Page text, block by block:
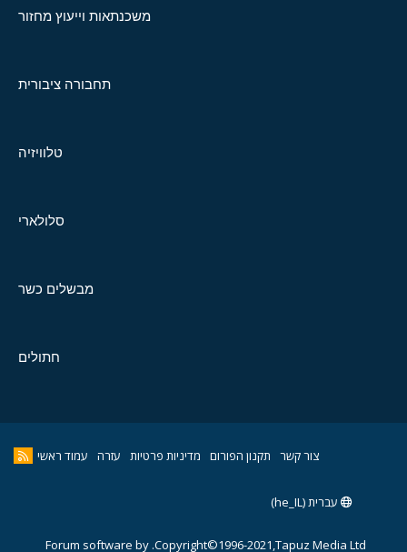
משכנתאות וייעוץ מחזור
תחבורה ציבורית
טלוויזיה
סלולארי
מבשלים כשר
חתולים
צור קשר תקנון הפורום מדיניות פרטיות עזרה עמוד ראשי
עברית (he_IL)
Copyright©1996-2021,Tapuz Media Ltd.
Forum software by